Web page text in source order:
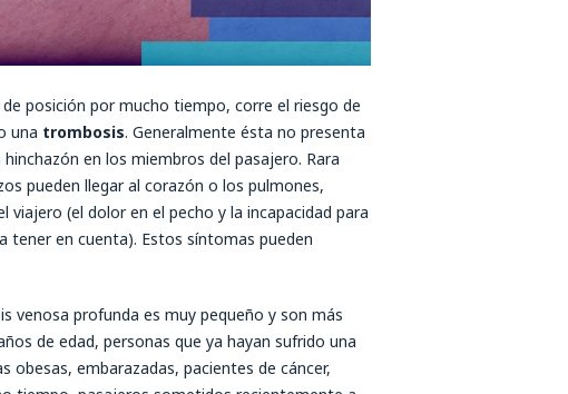
posición por mucho tiempo, corre el riesgo de
una trombosis. Generalmente ésta no presenta
en los miembros del pasajero. Rara
pueden llegar al corazón o los pulmones,
viajero (el dolor en el pecho y la incapacidad para
tener en cuenta). Estos síntomas pueden
venosa profunda es muy pequeño y son más
de edad, personas que ya hayan sufrido una
embarazadas, pacientes de cáncer,